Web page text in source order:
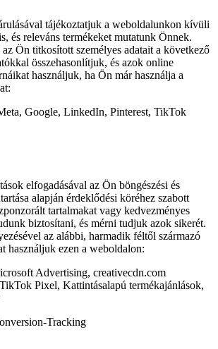
tájékoztatjuk a weboldalunkon kívüli
és releváns termékeket mutatunk Önnek.
Ön titkosított személyes adatait a következő
összehasonlítjuk, és azok online
használjuk, ha Ön már használja a
Google, LinkedIn, Pinterest, TikTok
elfogadásával az Ön böngészési és
alapján érdeklődési köréhez szabott
tartalmakat vagy kedvezményes
biztosítani, és mérni tudjuk azok sikerét.
az alábbi, harmadik féltől származó
használjuk ezen a weboldalon:
Advertising, creativecdn.com
Pixel, Kattintásalapú termékajánlások,
Tracking